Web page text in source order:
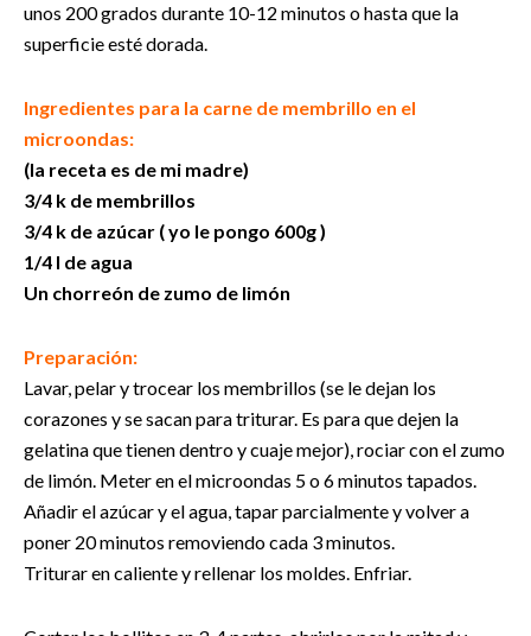
unos 200 grados durante 10-12 minutos o hasta que la
superficie esté dorada.
Ingredientes para la carne de membrillo en el
microondas:
(la receta es de mi madre)
3/4 k de membrillos
3/4 k de azúcar ( yo le pongo 600g )
1/4 l de agua
Un chorreón de zumo de limón
Preparación:
Lavar, pelar y trocear los membrillos (se le dejan los
corazones y se sacan para triturar. Es para que dejen la
gelatina que tienen dentro y cuaje mejor), rociar con el zumo
de limón. Meter en el microondas 5 o 6 minutos tapados.
Añadir el azúcar y el agua, tapar parcialmente y volver a
poner 20 minutos removiendo cada 3 minutos.
Triturar en caliente y rellenar los moldes. Enfriar.